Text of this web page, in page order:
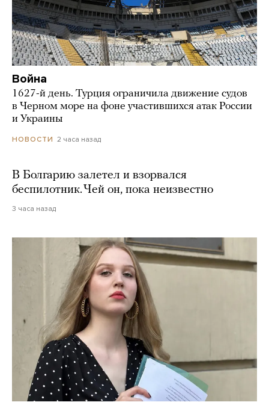
Война
1627-й день. Турция ограничила движение судов
в Черном море на фоне участившихся атак России
и Украины
НОВОСТИ 2 часа назад
В Болгарию залетел и взорвался
беспилотник. Чей он, пока неизвестно
3 часа назад